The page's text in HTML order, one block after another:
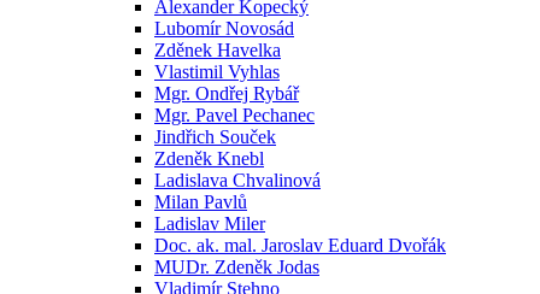
Alexander Kopecký
Lubomír Novosád
Zděnek Havelka
Vlastimil Vyhlas
Mgr. Ondřej Rybář
Mgr. Pavel Pechanec
Jindřich Souček
Zdeněk Knebl
Ladislava Chvalinová
Milan Pavlů
Ladislav Miler
Doc. ak. mal. Jaroslav Eduard Dvořák
MUDr. Zdeněk Jodas
Vladimír Stehno